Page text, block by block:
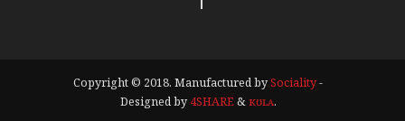
Copyright © 2018. Manufactured bySociality-
Designed by4SHARE&кʊʟᴀ.